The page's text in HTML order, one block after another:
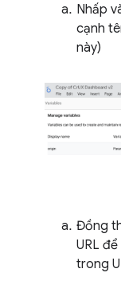
Nhấp
cạnh
này)
Đồng
URL
trong